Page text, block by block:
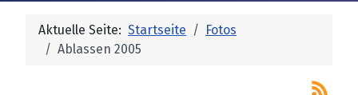
Aktuelle Seite: Startseite
Fotos
Ablassen 2005